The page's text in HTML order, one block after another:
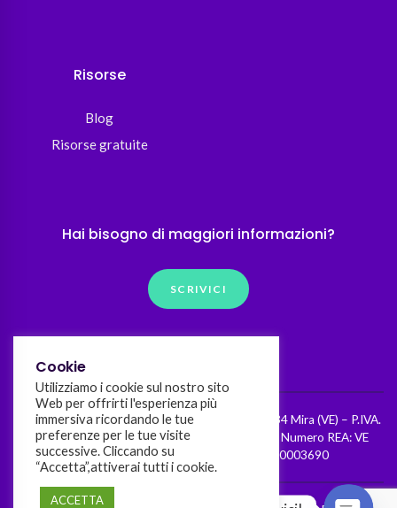
Risorse
Blog
Risorse gratuite
Hai bisogno di maggiori informazioni?
SCRIVICI
Kumò srl – Riviera Giacomo Matteotti, 97 – 30034 Mira (VE) – P.IVA.
04536970272 – Cap. Sociale I.V. 90.000,00 € – Numero REA: VE
425134 | Patent/Brevetto n.202023000003690
Cookie
Utilizziamo i cookie sul nostro sito
Web per offrirti l'esperienza più
immersiva ricordando le tue
preferenze per le tue visite
successive. Cliccando su
“Accetta”,attiverai tutti i cookie.
ACCETTA